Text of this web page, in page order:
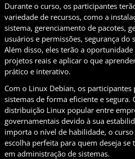
Durante o curso, os participantes
variedade de recursos, como a
sistema, gerenciamento de pacotes,
usuários e permissões, segurança do
Além disso, eles terão a
projetos reais e aplicar o que
prático e interativo.
Com o Linux Debian, os participantes
sistemas de forma eficiente e segura.
distribuição Linux popular entre
governamentais devido à sua
importa o nível de habilidade, o
escolha perfeita para quem deseja se
em administração de sistemas.